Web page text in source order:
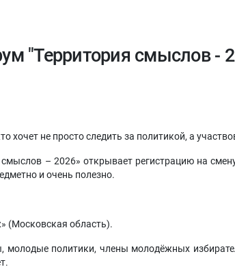
"Территория смыслов -
хочет не просто следить за политикой, а
– 2026» открывает регистрацию на
и очень полезно.
(Московская область).
молодые политики, члены молодёжных